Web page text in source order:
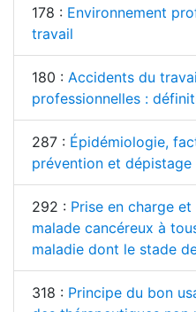
178 : Environnement
travail
180 : Accidents du
professionnelles :
287 : Épidémiologie,
prévention et dépistage
292 : Prise en charge
malade cancéreux à
maladie dont le stade
318 : Principe du bon